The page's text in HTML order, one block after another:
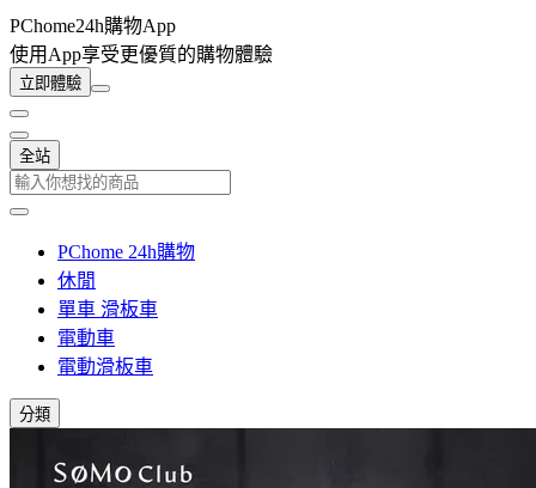
PChome24h購物App
使用App享受更優質的購物體驗
立即體驗
全站
PChome 24h購物
休閒
單車 滑板車
電動車
電動滑板車
分類